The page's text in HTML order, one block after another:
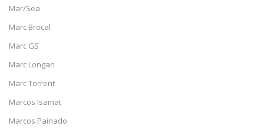
Mar/Sea
Marc Brocal
Marc GS
Marc Longan
Marc Torrent
Marcos Isamat
Marcos Painado